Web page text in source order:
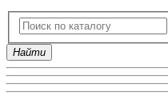
Найти